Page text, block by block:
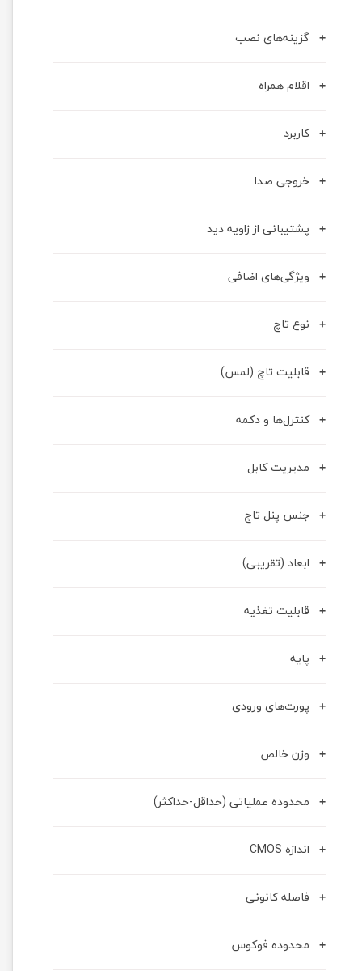
گزینه‌های نصب
اقلام همراه
کاربرد
خروجی صدا
پشتیبانی از زاویه دید
ویژگی‌های اضافی
نوع تاچ
قابلیت تاچ (لمس)
کنترل‌ها و دکمه
مدیریت کابل
جنس پنل تاچ
ابعاد (تقریبی)
قابلیت تغذیه
پایه
پورت‌های ورودی
وزن خالص
محدوده عملیاتی (حداقل-حداکثر)
اندازه CMOS
فاصله کانونی
محدوده فوکوس